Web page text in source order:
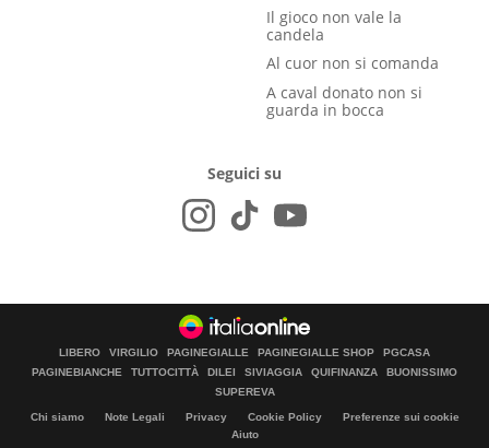
Il gioco non vale la
candela
Al cuor non si comanda
A caval donato non si
guarda in bocca
Seguici su
LIBERO VIRGILIO PAGINEGIALLE PAGINEGIALLE SHOP
PGCASA
PAGINEBIANCHE
TUTTOCITTÀ DILEI SIVIAGGIA QUIFINANZA
BUONISSIMO
SUPEREVA
Chi siamo Note Legali Privacy Cookie Policy
Preferenze sui cookie
Aiuto